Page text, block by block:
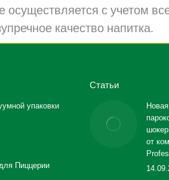
осуществляется с учетом
качество напитка.
упаковки
Пиццерии
Статьи
от